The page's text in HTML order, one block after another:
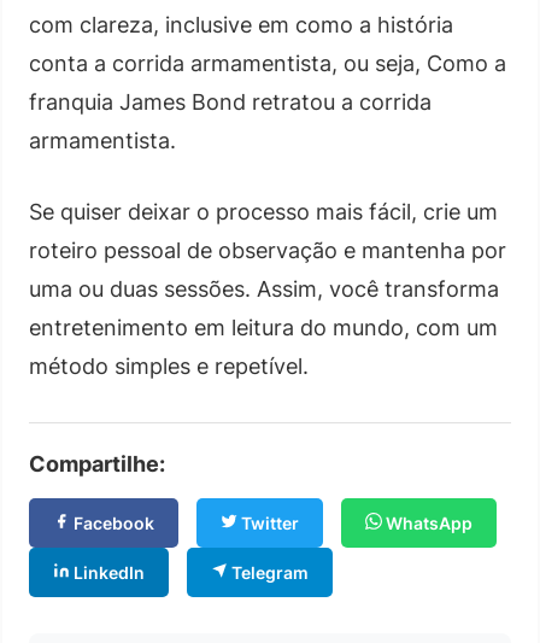
com clareza, inclusive em como a história
conta a corrida armamentista, ou seja, Como a
franquia James Bond retratou a corrida
armamentista.
Se quiser deixar o processo mais fácil, crie um
roteiro pessoal de observação e mantenha por
uma ou duas sessões. Assim, você transforma
entretenimento em leitura do mundo, com um
método simples e repetível.
Compartilhe:
Facebook Twitter WhatsApp
LinkedIn Telegram